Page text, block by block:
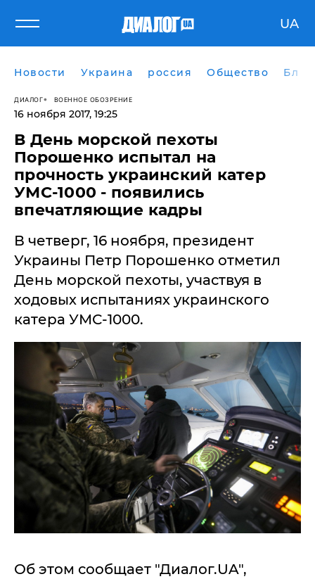
UA
Новости Украина россия Общество
ДИАЛОГ ВОЕННОЕ ОБОЗРЕНИЕ
16 ноября 2017, 19:25
​В День морской пехоты
Порошенко испытал на
прочность украинский катер
УМС-1000 - появились
впечатляющие кадры
В четверг, 16 ноября, президент
Украины Петр Порошенко отметил
День морской пехоты, участвуя в
ходовых испытаниях украинского
катера УМС-1000.
Об этом сообщает "Диалог.UA",